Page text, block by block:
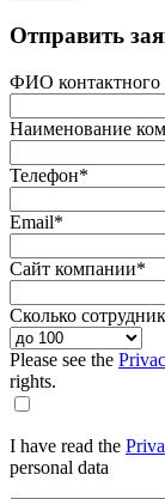
Отправить
ФИО контактного
Наименование
Телефон*
Email*
Сайт компании*
Сколько
Please see the
rights.
I have read the
personal data